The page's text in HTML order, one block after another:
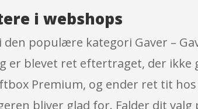
i webshops
populære kategori Gaver –
er blevet ret eftertraget, der
Premium, og ender ret tit
bliver glad for. Falder dit